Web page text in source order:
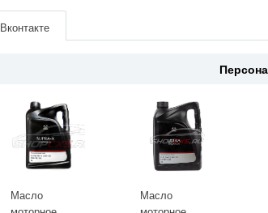
Место установки
Вконтакте
Масло
Масло